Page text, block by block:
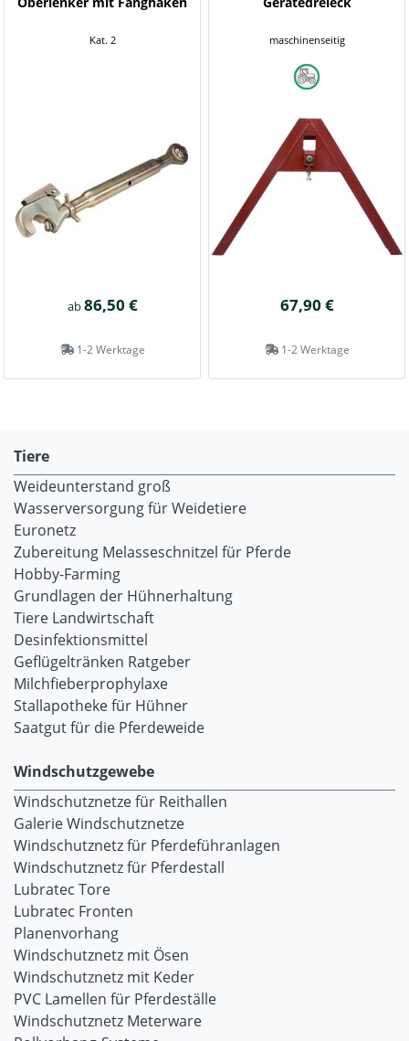
Kat. 2
ab86,50 €
1-2 Werktage
maschinenseitig
67,90 €
1-2 Werktage
Tiere
Weideunterstand groß
Wasserversorgung für Weidetiere
Euronetz
Zubereitung Melasseschnitzel für Pferde
Hobby-Farming
Grundlagen der Hühnerhaltung
Tiere Landwirtschaft
Desinfektionsmittel
Geflügeltränken Ratgeber
Milchfieberprophylaxe
Stallapotheke für Hühner
Saatgut für die Pferdeweide
Windschutzgewebe
Windschutznetze für Reithallen
Galerie Windschutznetze
Windschutznetz für Pferdeführanlagen
Windschutznetz für Pferdestall
Lubratec Tore
Lubratec Fronten
Planenvorhang
Windschutznetz mit Ösen
Windschutznetz mit Keder
PVC Lamellen für Pferdeställe
Windschutznetz Meterware